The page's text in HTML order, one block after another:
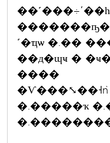
��д�ɰҹ �
����
�Ѵ���⤡��˧ǹ
�.�����ҡ